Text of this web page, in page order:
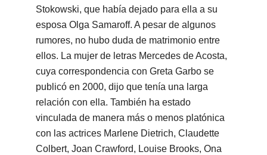
Stokowski, que había dejado para ella a su
esposa Olga Samaroff. A pesar de algunos
rumores, no hubo duda de matrimonio entre
ellos. La mujer de letras Mercedes de Acosta,
cuya correspondencia con Greta Garbo se
publicó en 2000, dijo que tenía una larga
relación con ella. También ha estado
vinculada de manera más o menos platónica
con las actrices Marlene Dietrich, Claudette
Colbert, Joan Crawford, Louise Brooks, Ona